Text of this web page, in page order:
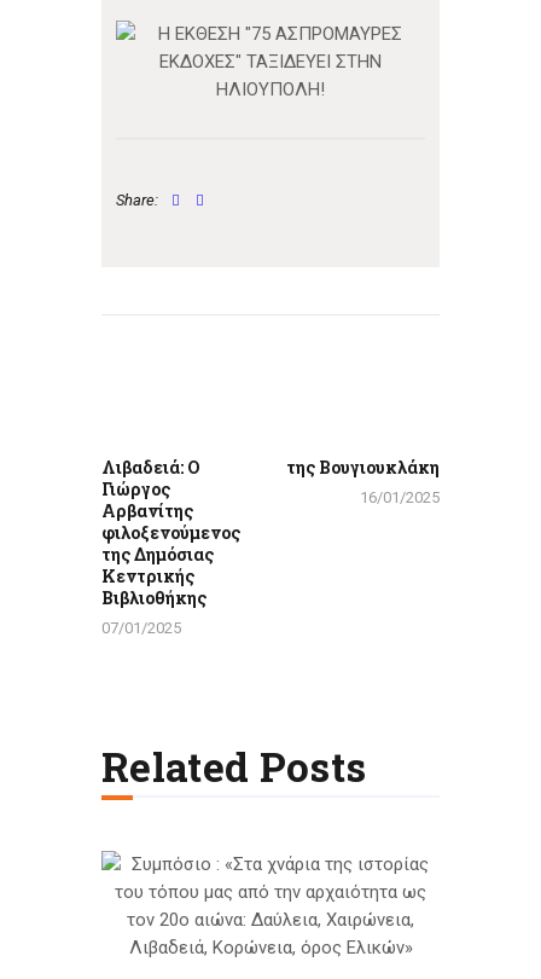
Share:
Λιβαδειά: Ο
Γιώργος
Αρβανίτης
φιλοξενούμενος
της Δημόσιας
Κεντρικής
Βιβλιοθήκης
07/01/2025
της Βουγιουκλάκη
16/01/2025
Related Posts